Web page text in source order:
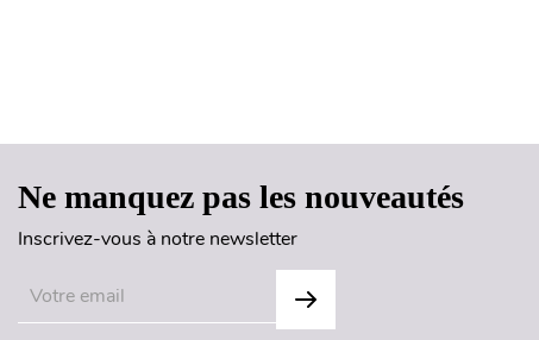
Ne manquez pas les nouveautés
Inscrivez-vous à notre newsletter